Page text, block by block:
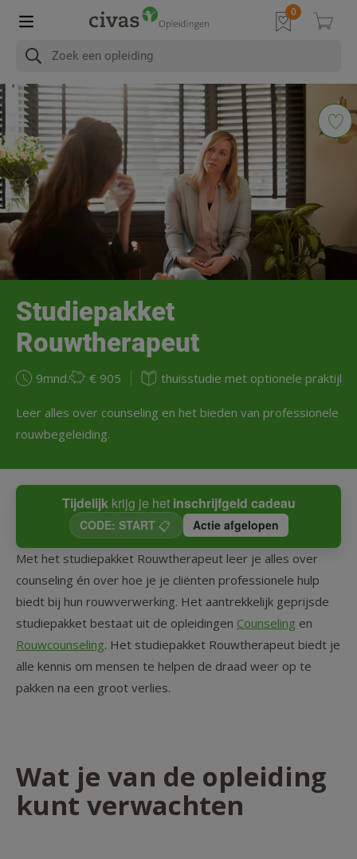
Studiepakket
Rouwtherapeut
Leer alles over counseling en het bieden van professionele
rouwbegeleiding.
9mnd. € 905 thuisstudie met optionele
In het kort Na afronding Programma Diploma &
Tijdelijkkrijg je het inschrijfgeld cadeau
CODE: START 📋 Actie afgelopen
Met het studiepakket Rouwtherapeut leer je alles over
counseling én over hoe je je cliënten professionele hulp
biedt bij hun rouwverwerking. Het aantrekkelijk geprijsde
studiepakket bestaat uit de opleidingen Counseling en
Rouwcounseling. Het studiepakket Rouwtherapeut biedt je
alle kennis om mensen te helpen de draad weer op te
pakken na een groot verlies.
Wat je van de opleiding
kunt verwachten